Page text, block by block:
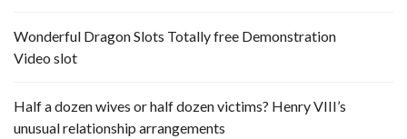
Wonderful Dragon Slots Totally free Demonstration
Video slot
Half a dozen wives or half dozen victims? Henry VIII’s
unusual relationship arrangements